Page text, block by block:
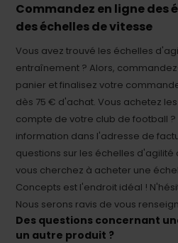
Commandez en ligne des
des échelles de vitesse
Vous avez trouvé les échelles
entraînement ? Alors,
panier et finalisez votre
dès 75 € d'achat. Vous achetez
compte de votre club de football
information dans l'adresse de
questions sur les échelles d'agilité
vous cherchez à acheter une
Concepts est l'endroit idéal !
Nous serons ravis de vous
Des questions concernant
un autre produit ?